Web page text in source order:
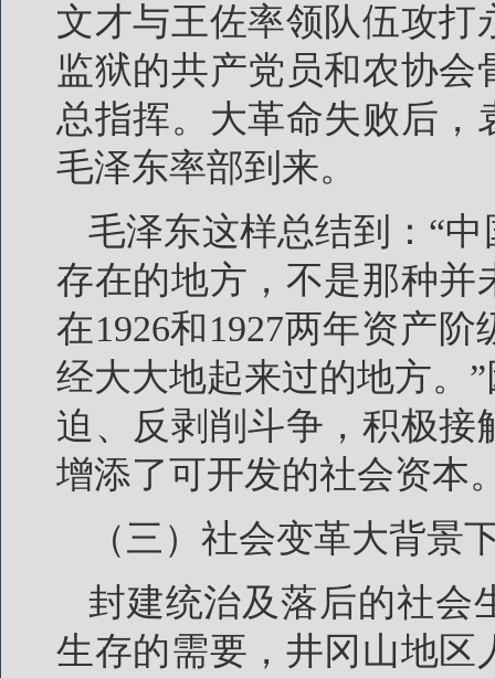
文才与王佐率领队伍攻打
监狱的共产党员和农协
总指挥。大革命失败后
毛泽东率部到来。
毛泽东这样总结到：“
存在的地方，不是那种并
在1926和1927两年资产
经大大地起来过的地方。
迫、反剥削斗争，积极
增添了可开发的社会资本
（三）社会变革大背景
封建统治及落后的社会
生存的需要，井冈山地区